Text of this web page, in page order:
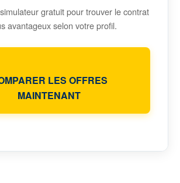
gratuit pour trouver le contrat
avantageux selon votre profil.
LES OFFRES
MAINTENANT